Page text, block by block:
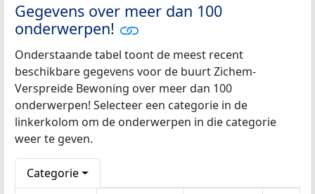
Gegevens over meer dan 100
onderwerpen!
Onderstaande tabel toont de meest recent
beschikbare gegevens voor de buurt Zichem-
Verspreide Bewoning over meer dan 100
onderwerpen! Selecteer een categorie in de
linkerkolom om de onderwerpen in die categorie
weer te geven.
Categorie